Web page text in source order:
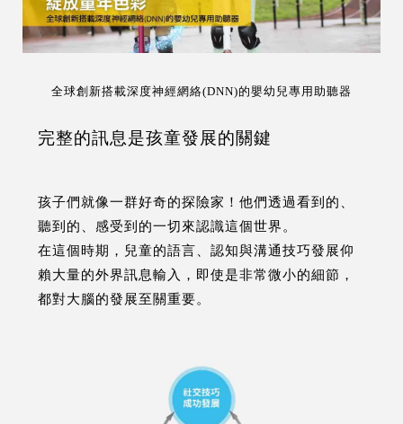
全球創新搭載深度神經網絡(DNN)的嬰幼兒專用助聽器
完整的訊息是孩童發展的關鍵
孩子們就像一群好奇的探險家！他們透過看到的、
聽到的、感受到的一切來認識這個世界。
在這個時期，兒童的語言、認知與溝通技巧發展仰
賴大量的外界訊息輸入，即使是非常微小的細節，
都對大腦的發展至關重要。